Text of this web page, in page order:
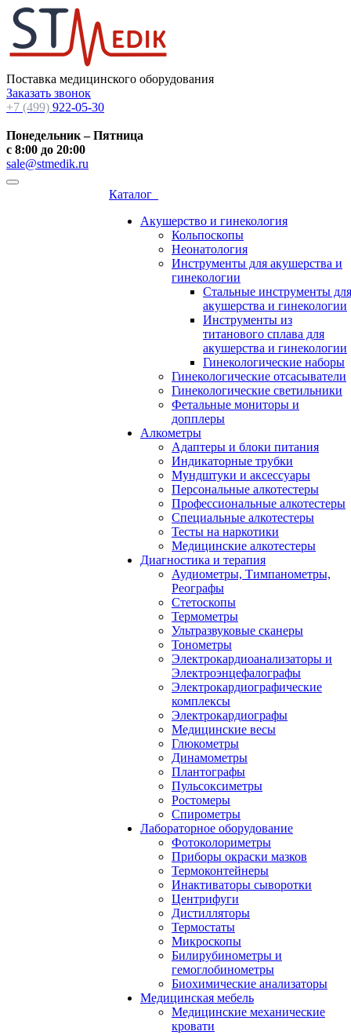
Поставка медицинского оборудования
Заказать звонок
+7 (499) 922-05-30
Понедельник – Пятница
с 8:00 до 20:00
sale@stmedik.ru
Каталог
Акушерство и гинекология
Кольпоскопы
Неонатология
Инструменты для акушерства и
гинекологии
Стальные инструменты для
акушерства и гинекологии
Инструменты из
титанового сплава для
акушерства и гинекологии
Гинекологические наборы
Гинекологические отсасыватели
Гинекологические светильники
Фетальные мониторы и
допплеры
Алкометры
Адаптеры и блоки питания
Индикаторные трубки
Мундштуки и аксессуары
Персональные алкотестеры
Профессиональные алкотестеры
Специальные алкотестеры
Тесты на наркотики
Медицинские алкотестеры
Диагностика и терапия
Аудиометры, Тимпанометры,
Реографы
Стетоскопы
Термометры
Ультразвуковые сканеры
Тонометры
Электрокардиоанализаторы и
Электроэнцефалографы
Электрокардиографические
комплексы
Электрокардиографы
Медицинские весы
Глюкометры
Динамометры
Плантографы
Пульсоксиметры
Ростомеры
Спирометры
Лабораторное оборудование
Фотоколориметры
Приборы окраски мазков
Термоконтейнеры
Инактиваторы сыворотки
Центрифуги
Дистилляторы
Термостаты
Микроскопы
Билирубинометры и
гемоглобинометры
Биохимические анализаторы
Медицинская мебель
Медицинские механические
кровати